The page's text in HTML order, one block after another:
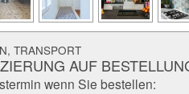
TRANSPORT
AUF
wenn Sie bestellen: